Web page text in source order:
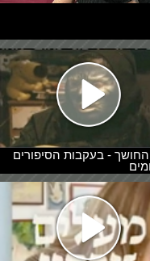
החושך - בעקבות הסיפורים